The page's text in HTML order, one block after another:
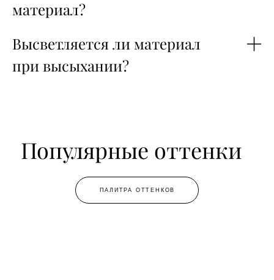
материал?
Высветляется ли материал
при высыхании?
Популярные оттенки
ПАЛИТРА ОТТЕНКОВ